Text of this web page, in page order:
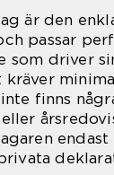
är den
passar
som driver
kräver
finns